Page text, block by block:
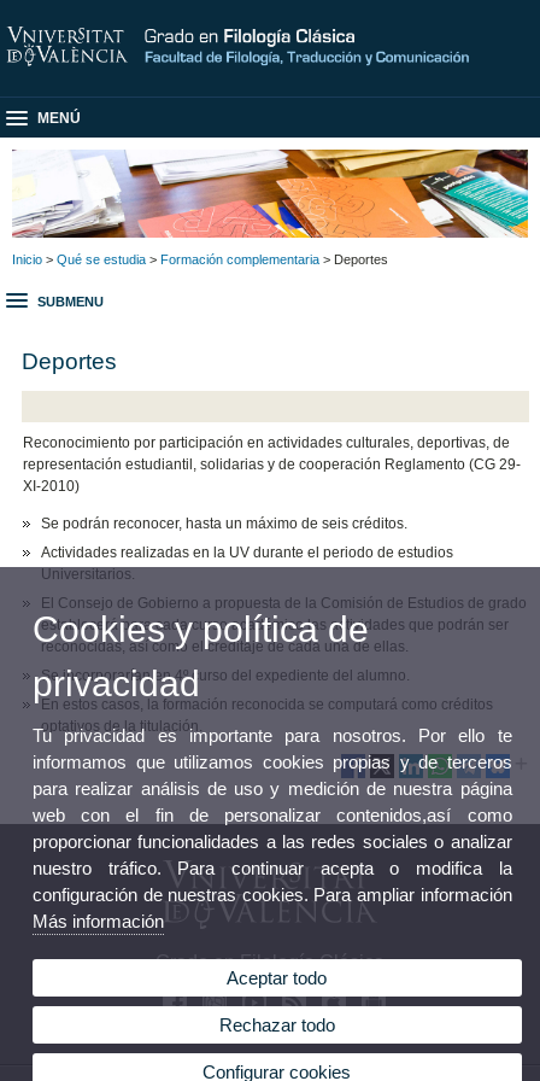
MENÚ
Inicio > Qué se estudia > Formación complementaria > Deportes
SUBMENU
Deportes
Reconocimiento por participación en actividades culturales, deportivas, de
representación estudiantil, solidarias y de cooperación Reglamento (CG 29-
XI-2010)
Se podrán reconocer, hasta un máximo de seis créditos.
Actividades realizadas en la UV durante el periodo de estudios
Universitarios.
El Consejo de Gobierno a propuesta de la Comisión de Estudios de grado
establecerá para cada curso académico las actividades que podrán ser
reconocidas, así como el creditaje de cada una de ellas.
Se incorporarían en 4º curso del expediente del alumno.
En estos casos, la formación reconocida se computará como créditos
optativos de la titulación.
Grado en Filología Clásica
Cookies y política de
privacidad
Tu privacidad es importante para nosotros. Por ello te
informamos que utilizamos cookies propias y de terceros
para realizar análisis de uso y medición de nuestra página
web con el fin de personalizar contenidos,así como
proporcionar funcionalidades a las redes sociales o analizar
nuestro tráfico. Para continuar acepta o modifica la
configuración de nuestras cookies. Para ampliar información
Más información
Aceptar todo
Rechazar todo
Configurar cookies